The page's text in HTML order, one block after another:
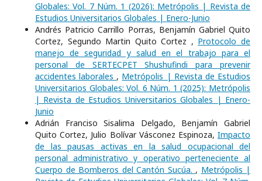
Globales: Vol. 7 Núm. 1 (2026): Metrópolis | Revista de
Estudios Universitarios Globales | Enero-Junio
Andrés Patricio Carrillo Porras, Benjamín Gabriel Quito
Cortez, Segundo Martin Quito Cortez , Protocolo de
manejo de seguridad y salud en el trabajo para el
personal de SERTECPET Shushufindi para prevenir
accidentes laborales , Metrópolis | Revista de Estudios
Universitarios Globales: Vol. 6 Núm. 1 (2025): Metrópolis
| Revista de Estudios Universitarios Globales | Enero-
Junio
Adrián Franciso Sisalima Delgado, Benjamín Gabriel
Quito Cortez, Julio Bolívar Vásconez Espinoza, Impacto
de las pausas activas en la salud ocupacional del
personal administrativo y operativo perteneciente al
Cuerpo de Bomberos del Cantón Sucúa. , Metrópolis |